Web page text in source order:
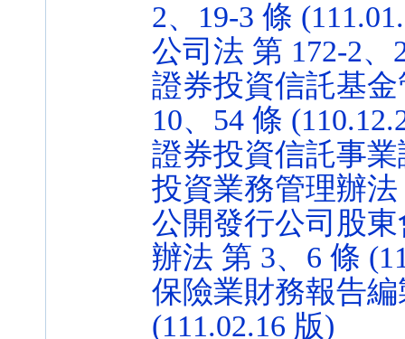
2、19-3 條
公司法 第 172-2、
證券投資信託基
10、54 條
證券投資信託事
投資業務管理辦法
公開發行公司股
辦法 第 3、6 條
保險業財務報告編
(111.02.16 版)